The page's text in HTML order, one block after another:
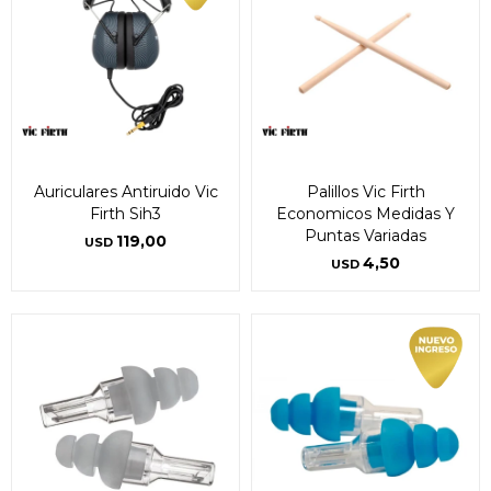
Auriculares Antiruido Vic
Firth Sih3
USD 119,00
Palillos Vic Firth
Economicos Medidas Y
Puntas Variadas
USD 4,50